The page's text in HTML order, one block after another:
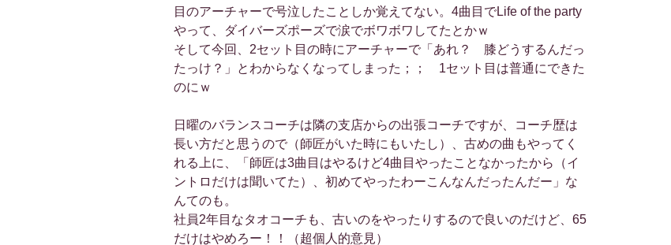
目のアーチャーで号泣したことしか覚えてない。4曲目でLife of the party
やって、ダイバーズポーズで涙でボワボワしてたとかｗ
そして今回、2セット目の時にアーチャーで「あれ？ 膝どうするんだっ
たっけ？」とわからなくなってしまった；； 1セット目は普通にできた
のにｗ
日曜のバランスコーチは隣の支店からの出張コーチですが、コーチ歴は
長い方だと思うので（師匠がいた時にもいたし）、古めの曲もやってく
れる上に、「師匠は3曲目はやるけど4曲目やったことなかったから（イ
ントロだけは聞いてた）、初めてやったわーこんなんだったんだー」な
んてのも。
社員2年目なタオコーチも、古いのをやったりするので良いのだけど、65
だけはやめろー！！（超個人的意見）